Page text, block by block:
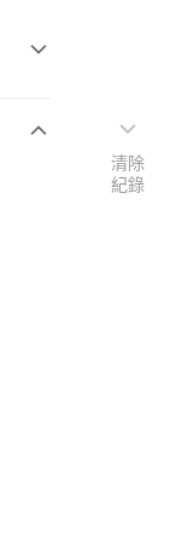
清除
紀錄